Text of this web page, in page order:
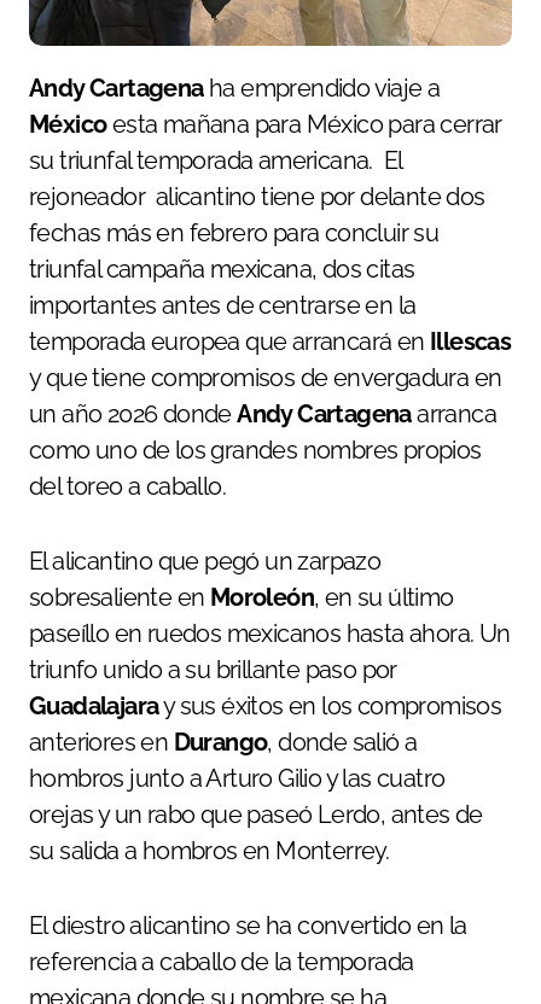
Andy Cartagenaha emprendido viaje a
Méxicoesta mañana para México para cerrar
su triunfal temporada americana. El
rejoneador alicantino tiene por delante dos
fechas más en febrero para concluir su
triunfal campaña mexicana, dos citas
importantes antes de centrarse en la
temporada europea que arrancará en Illescas
y que tiene compromisos de envergadura en
un año 2026 dondeAndy Cartagenaarranca
como uno de los grandes nombres propios
del toreo a caballo.
El alicantino que pegó un zarpazo
sobresaliente en Moroleón, en su último
paseíllo en ruedos mexicanos hasta ahora. Un
triunfo unido a su brillante paso por
Guadalajaray sus éxitos en los compromisos
anteriores en Durango, donde salió a
hombros junto a Arturo Gilio y las cuatro
orejas y un rabo que paseó Lerdo, antes de
su salida a hombros en Monterrey.
El diestro alicantino se ha convertido en la
referencia a caballo de la temporada